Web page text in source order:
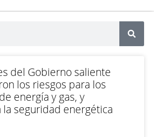
del Gobierno saliente
los riesgos para los
energía y gas, y
la seguridad energética